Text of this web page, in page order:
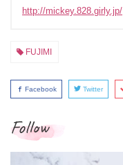
http://mickey.828.girly.jp/
FUJIMI
Facebook Twitter
Follow